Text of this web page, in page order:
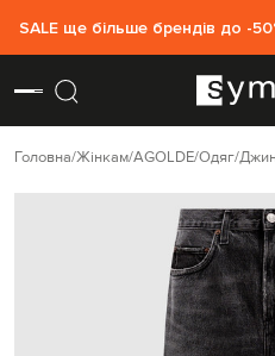
SALE ще більше брендів до -
Головна Жінкам AGOLDE Одяг